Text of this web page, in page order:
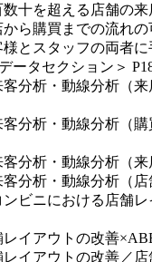
十を超える店舗の
ら購買までの流れ
とスタッフの両者
ータセクション＞
分析・動線分析（
分析・動線分析（
分析・動線分析（
分析・動線分析（
ビニにおける店舗
イアウトの改善
イアウトの改善／